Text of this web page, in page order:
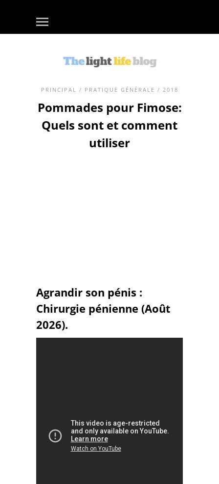
PRINCIPAL / PRATIQUE GÉNÉRALE / 2018
Pommades pour Fimose:
Quels sont et comment
utiliser
Agrandir son pénis :
Chirurgie pénienne (Août
2026).